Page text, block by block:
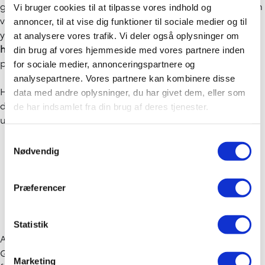
Vi bruger cookies til at tilpasse vores indhold og
annoncer, til at vise dig funktioner til sociale medier og til
at analysere vores trafik. Vi deler også oplysninger om
din brug af vores hjemmeside med vores partnere inden
for sociale medier, annonceringspartnere og
analysepartnere. Vores partnere kan kombinere disse
data med andre oplysninger, du har givet dem, eller som
de har indsamlet fra din brug af deres tjenester.
Nødvendig
Præferencer
Statistik
Marketing
gennemføre eneftermarkedsuddannelse, der giver dig den
viden og de færdigheder, du har brug for til at udvikle dig
yderligere. Vi giver dig en grundig oplæring iToyota og
hele brandets univers, så du får en solid forståelse af
produkterne og kan levere den bedste service.
Hos os får du en spændende mulighed i en innovativ og
dynamisk virksomhed, der giver dig plads til at vokse og
udnytte dine potentialer.
ATbiler A/S er bestående af 5 bilhuse i byerne Fredericia,
Give, Horsens, Odder og Vejle, som er autoriseret